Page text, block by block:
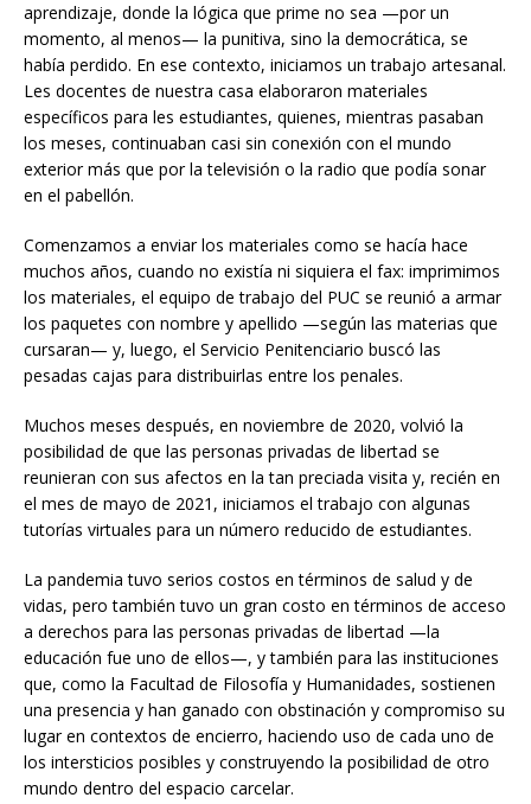
aprendizaje, donde la lógica que prime no sea —por un
momento, al menos— la punitiva, sino la democrática, se
había perdido. En ese contexto, iniciamos un trabajo artesanal.
Les docentes de nuestra casa elaboraron materiales
específicos para les estudiantes, quienes, mientras pasaban
los meses, continuaban casi sin conexión con el mundo
exterior más que por la televisión o la radio que podía sonar
en el pabellón.
Comenzamos a enviar los materiales como se hacía hace
muchos años, cuando no existía ni siquiera el fax: imprimimos
los materiales, el equipo de trabajo del PUC se reunió a armar
los paquetes con nombre y apellido —según las materias que
cursaran— y, luego, el Servicio Penitenciario buscó las
pesadas cajas para distribuirlas entre los penales.
Muchos meses después, en noviembre de 2020, volvió la
posibilidad de que las personas privadas de libertad se
reunieran con sus afectos en la tan preciada visita y, recién en
el mes de mayo de 2021, iniciamos el trabajo con algunas
tutorías virtuales para un número reducido de estudiantes.
La pandemia tuvo serios costos en términos de salud y de
vidas, pero también tuvo un gran costo en términos de acceso
a derechos para las personas privadas de libertad —la
educación fue uno de ellos—, y también para las instituciones
que, como la Facultad de Filosofía y Humanidades, sostienen
una presencia y han ganado con obstinación y compromiso su
lugar en contextos de encierro, haciendo uso de cada uno de
los intersticios posibles y construyendo la posibilidad de otro
mundo dentro del espacio carcelar.